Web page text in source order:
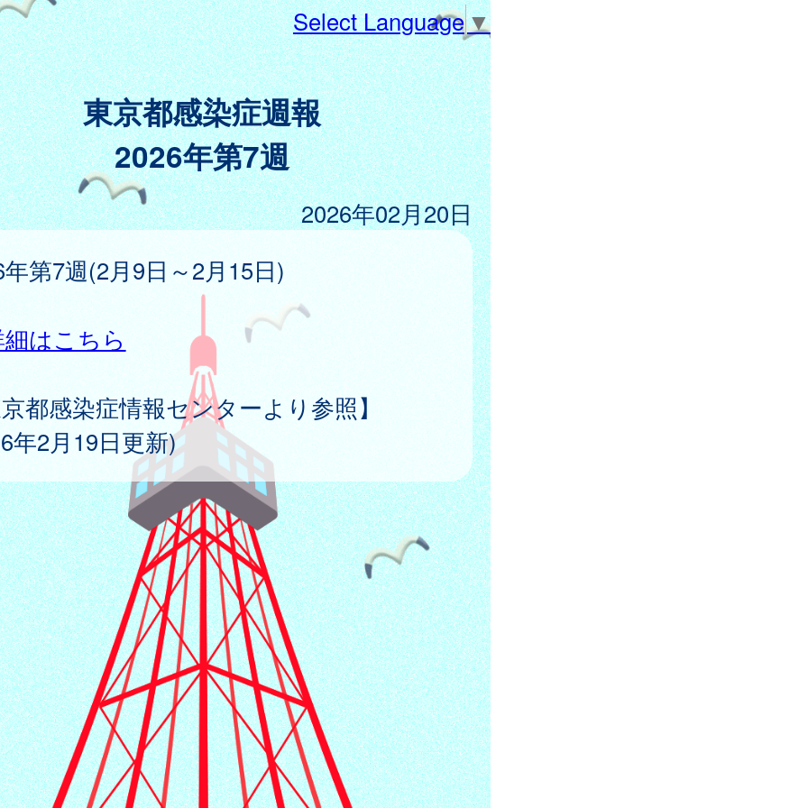
Select Language▼
東京都感染症週報
2026年第7週
2026年02月20日
第7週(2月9日～2月15日)
はこちら
都感染症情報センターより参照】
年2月19日更新)